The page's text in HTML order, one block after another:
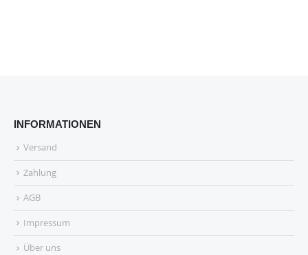
INFORMATIONEN
Versand
Zahlung
AGB
Impressum
Über uns